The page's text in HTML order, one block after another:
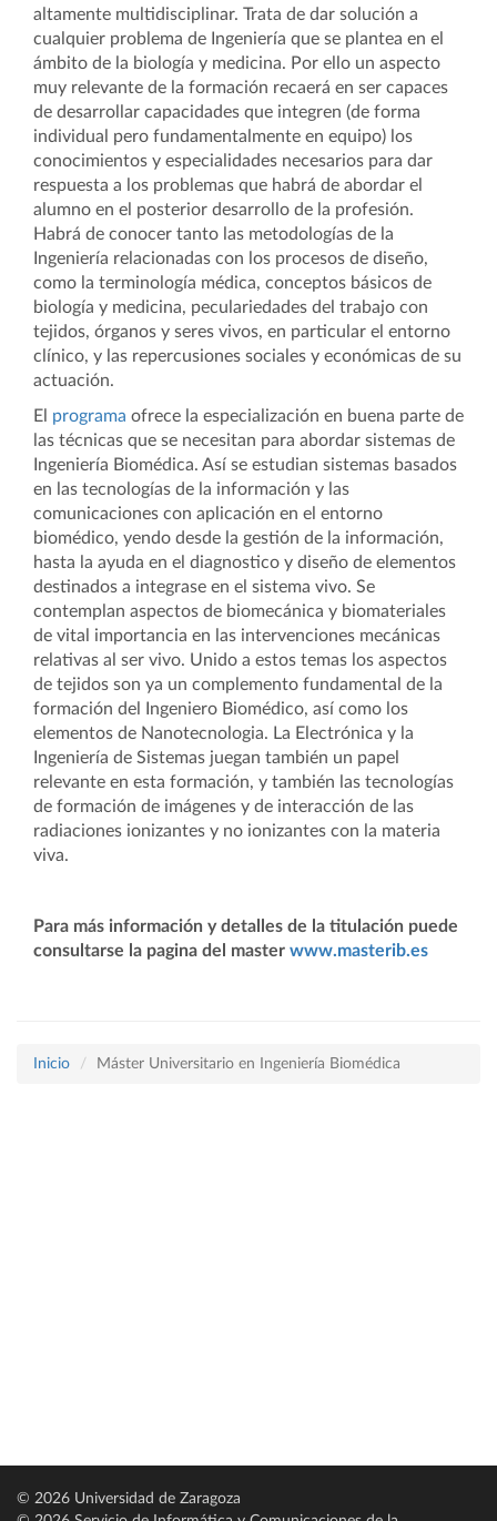
altamente multidisciplinar. Trata de dar solución a
cualquier problema de Ingeniería que se plantea en el
ámbito de la biología y medicina. Por ello un aspecto
muy relevante de la formación recaerá en ser capaces
de desarrollar capacidades que integren (de forma
individual pero fundamentalmente en equipo) los
conocimientos y especialidades necesarios para dar
respuesta a los problemas que habrá de abordar el
alumno en el posterior desarrollo de la profesión.
Habrá de conocer tanto las metodologías de la
Ingeniería relacionadas con los procesos de diseño,
como la terminología médica, conceptos básicos de
biología y medicina, peculariedades del trabajo con
tejidos, órganos y seres vivos, en particular el entorno
clínico, y las repercusiones sociales y económicas de su
actuación.
El programa ofrece la especialización en buena parte de
las técnicas que se necesitan para abordar sistemas de
Ingeniería Biomédica. Así se estudian sistemas basados
en las tecnologías de la información y las
comunicaciones con aplicación en el entorno
biomédico, yendo desde la gestión de la información,
hasta la ayuda en el diagnostico y diseño de elementos
destinados a integrase en el sistema vivo. Se
contemplan aspectos de biomecánica y biomateriales
de vital importancia en las intervenciones mecánicas
relativas al ser vivo. Unido a estos temas los aspectos
de tejidos son ya un complemento fundamental de la
formación del Ingeniero Biomédico, así como los
elementos de Nanotecnologia. La Electrónica y la
Ingeniería de Sistemas juegan también un papel
relevante en esta formación, y también las tecnologías
de formación de imágenes y de interacción de las
radiaciones ionizantes y no ionizantes con la materia
viva.
Para más información y detalles de la titulación puede
consultarse la pagina del master www.masterib.es
Inicio Máster Universitario en Ingeniería Biomédica
© 2026 Universidad de Zaragoza